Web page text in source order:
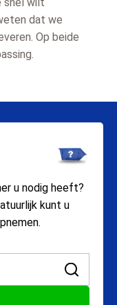
dat we
Op beide
u nodig heeft?
kunt u